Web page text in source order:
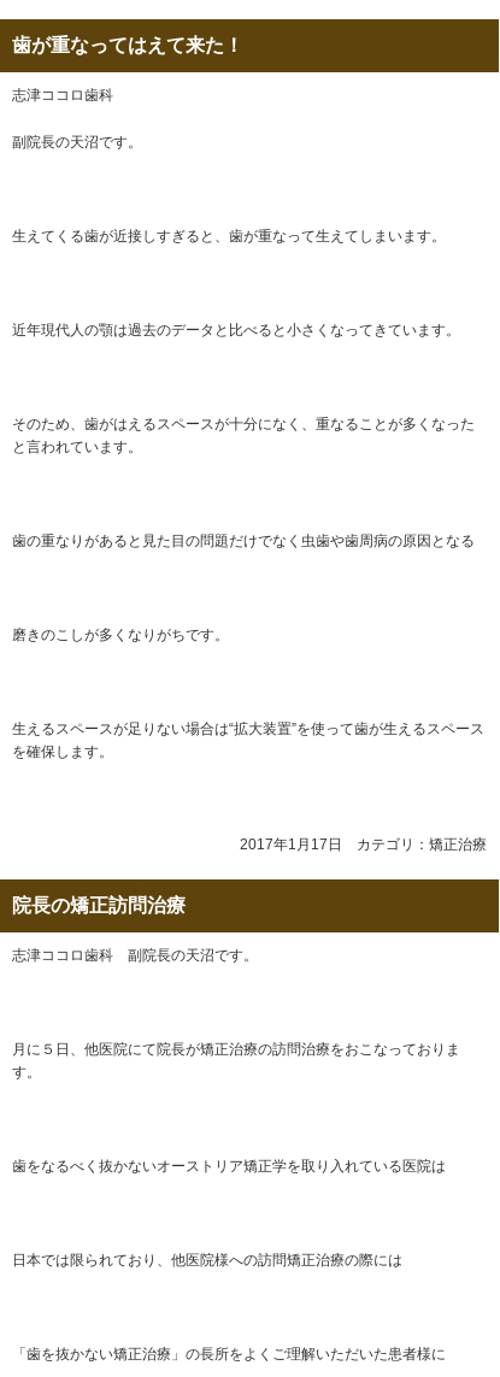
歯が重なってはえて来た！
志津ココロ歯科
副院長の天沼です。
生えてくる歯が近接しすぎると、歯が重なって生えてしまいます。
近年現代人の顎は過去のデータと比べると小さくなってきています。
そのため、歯がはえるスペースが十分になく、重なることが多くなった
と言われています。
歯の重なりがあると見た目の問題だけでなく虫歯や歯周病の原因となる
磨きのこしが多くなりがちです。
生えるスペースが足りない場合は“拡大装置”を使って歯が生えるスペース
を確保します。
2017年1月17日 カテゴリ： 矯正治療
院長の矯正訪問治療
志津ココロ歯科 副院長の天沼です。
月に５日、他医院にて院長が矯正治療の訪問治療をおこなっておりま
す。
歯をなるべく抜かないオーストリア矯正学を取り入れている医院は
日本では限られており、他医院様への訪問矯正治療の際には
「歯を抜かない矯正治療」の長所をよくご理解いただいた患者様に